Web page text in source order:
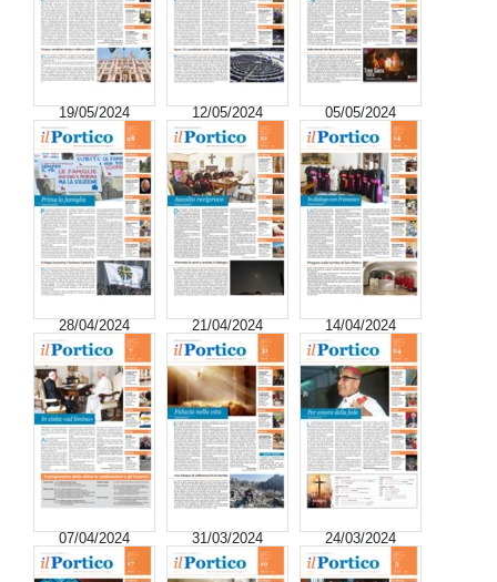
19/05/2024 12/05/2024 05/05/2024
28/04/2024 21/04/2024 14/04/2024
07/04/2024 31/03/2024 24/03/2024